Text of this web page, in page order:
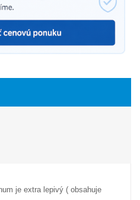
je extra lepivý ( obsahuje